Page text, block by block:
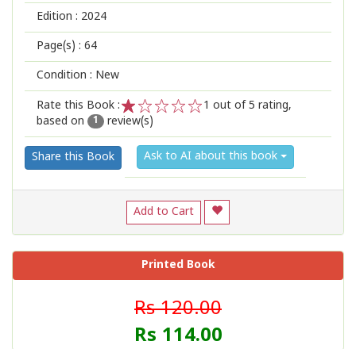
Edition : 2024
Page(s) : 64
Condition : New
Rate this Book :
2
1
1 out of 5 rating,
based on
1 review(s)
Share this Book Ask to AI about this book
Add to Cart
Printed Book
Rs 120.00
Rs 114.00